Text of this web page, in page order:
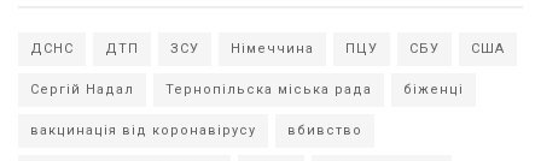
ДСНС ДТП ЗСУ Німеччина ПЦУ СБУ США
Сергій Надал Тернопільска міська рада біженці
вакцинація від коронавірусу вбивство